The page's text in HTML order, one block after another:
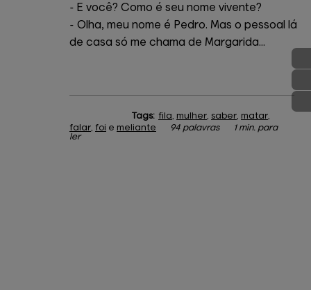
- E você? Como é seu nome vivente?
- Olha, meu nome é Pedro. Mas o pessoal lá
de casa só me chama de Margarida...
Tags: fila, mulher, saber, matar,
falar, foi e meliante 94 palavras
1 min. para
ler